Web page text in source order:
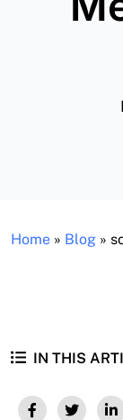
Home » Blog »
IN THIS